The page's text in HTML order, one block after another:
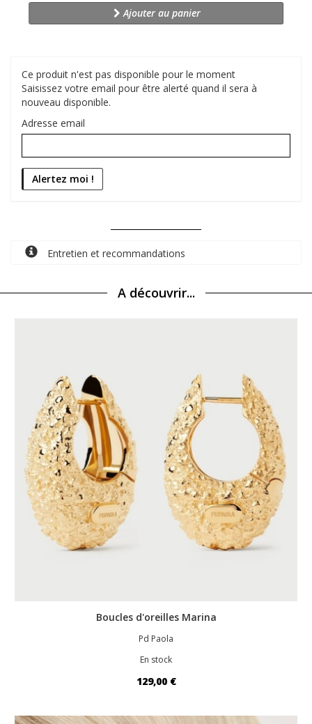
Ajouter au panier
Ce produit n'est pas disponible pour le moment
Saisissez votre email pour être alerté quand il sera à
nouveau disponible.
Adresse email
Entretien et recommandations
A découvrir...
Boucles d'oreilles Marina
Pd Paola
En stock
129,00 €